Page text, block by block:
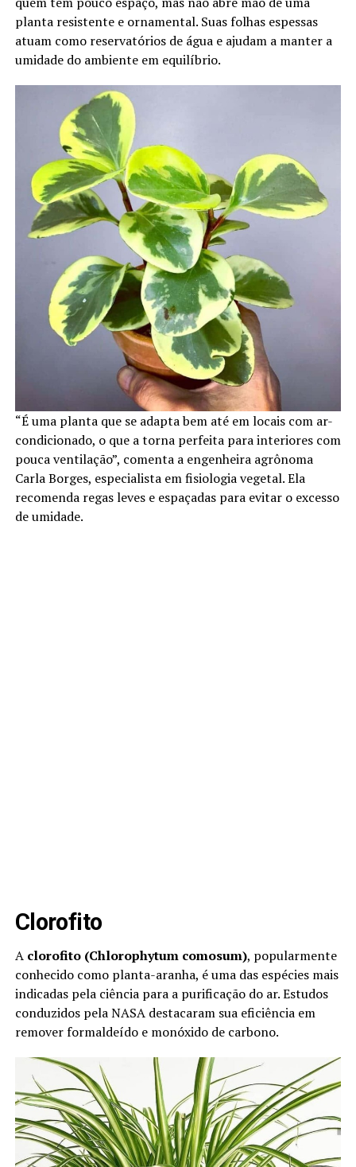
planta resistente e ornamental. Suas folhas espessas
atuam como reservatórios de água e ajudam a manter a
umidade do ambiente em equilíbrio.
“É uma planta que se adapta bem até em locais com ar-
condicionado, o que a torna perfeita para interiores com
pouca ventilação”, comenta a engenheira agrônoma
Carla Borges, especialista em fisiologia vegetal. Ela
recomenda regas leves e espaçadas para evitar o excesso
de umidade.
Clorofito
A clorofito (Chlorophytum comosum), popularmente
conhecido como planta-aranha, é uma das espécies mais
indicadas pela ciência para a purificação do ar. Estudos
conduzidos pela NASA destacaram sua eficiência em
remover formaldeído e monóxido de carbono.